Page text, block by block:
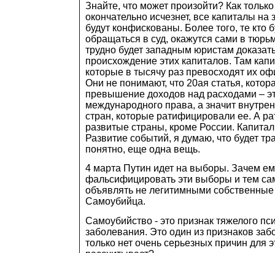
Знайте, что может произойти? Как
окончательно исчезнет, все капиталы на
будут конфискованы. Более того, те кто
обращаться в суд, окажутся сами в
трудно будет западным юристам
происхождение этих капиталов. Там
которые в тысячу раз превосходят их
Они не понимают, что 20ая статья,
превышение доходов над расходами –
международного права, а значит
стран, которые ратифицировали ее. А
развитые страны, кроме России.
Развитие событий, я думаю, что будет
понятно, еще одна вещь.
4 марта Путин идет на выборы. Зачем
фальсифицировать эти выборы и тем
объявлять не легитимными
Самоубийца.
Самоубийство - это признак тяжелого
заболевания. Это один из признаков
только нет очень серьезных причин для